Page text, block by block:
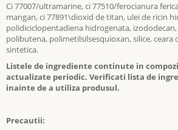
Ci 77007/ultramarine, ci 77510/ferocianura
mangan, ci 77891\dioxid de titan, ulei de ricin
polidiciclopentadiena hidrogenata, izododecan,
polibutena, polimetilsilsesquioxan, silice, ceara
sintetica.
Listele de ingrediente continute in
actualizate periodic. Verificati lista de
inainte de a utiliza produsul.
Precautii: